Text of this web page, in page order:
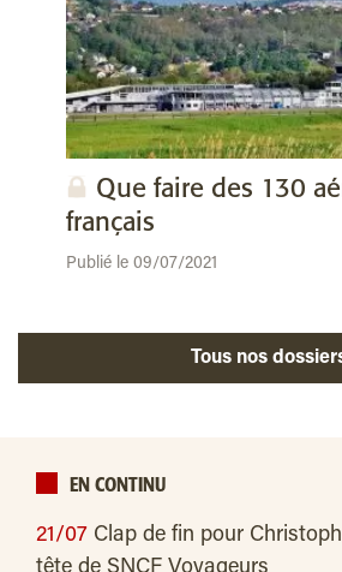
Que faire des 130
français
Publié le 09/07/2021
Tous nos
EN CONTINU
21/07 Clap de fin pour